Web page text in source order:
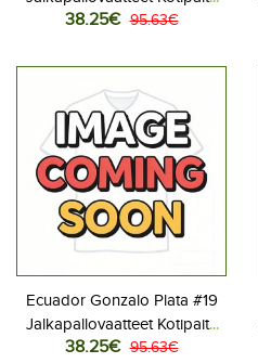
MM-kisat 2026 Lyhythihainen
38.25€ 95.63€
Ecuador Gonzalo Plata #19
Jalkapallovaatteet Kotipaita
MM-kisat 2026 Lyhythihainen
38.25€ 95.63€